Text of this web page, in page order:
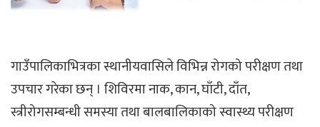
गाउँपालिकाभित्रका स्थानीयवासिले विभिन्न रोगको परीक्षण तथा
उपचार गरेका छन् । शिविरमा नाक, कान, घाँटी, दाँत,
स्त्रीरोगसम्बन्धी समस्या तथा बालबालिकाको स्वास्थ्य परीक्षण